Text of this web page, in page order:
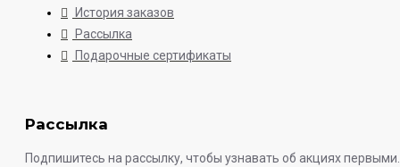
История заказов
Рассылка
Подарочные сертификаты
Рассылка
Подпишитесь на рассылку, чтобы узнавать об акциях первыми.